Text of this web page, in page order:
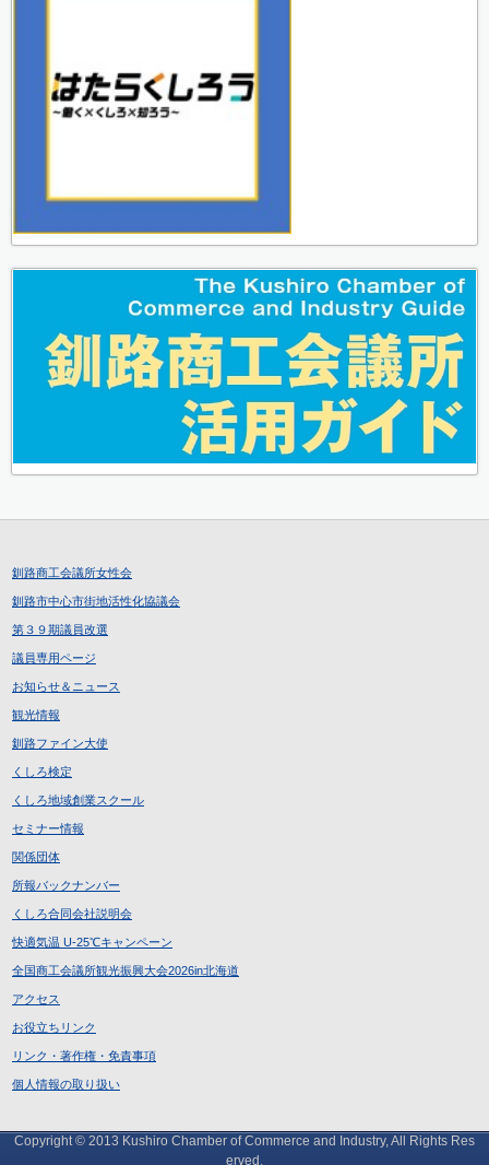
釧路商工会議所女性会
釧路市中心市街地活性化協議会
第３９期議員改選
議員専用ページ
お知らせ＆ニュース
観光情報
釧路ファイン大使
くしろ検定
くしろ地域創業スクール
セミナー情報
関係団体
所報バックナンバー
くしろ合同会社説明会
快適気温 U-25℃キャンペーン
全国商工会議所観光振興大会2026in北海道
アクセス
お役立ちリンク
リンク・著作権・免責事項
個人情報の取り扱い
Copyright © 2013 Kushiro Chamber of Commerce and Industry, All Rights Res
erved.